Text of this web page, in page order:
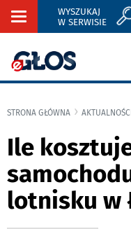
Rozwiń
WYSZUKAJ
W SERWISIE
STRONA GŁÓWNA
Ile
lotnisku w